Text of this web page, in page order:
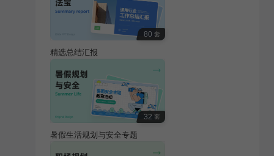
80 套
精选总结汇报
32 套
暑假生活规划与安全专题